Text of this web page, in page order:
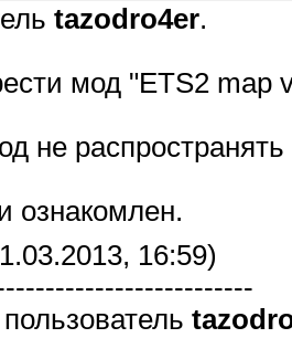
tazodro4er.
мод "ETS2 map
не
ознакомлен.
16:59)